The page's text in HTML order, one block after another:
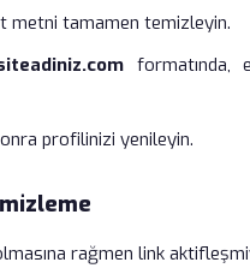
metni tamamen temizleyin.
formatında,
profilinizi yenileyin.
rağmen link